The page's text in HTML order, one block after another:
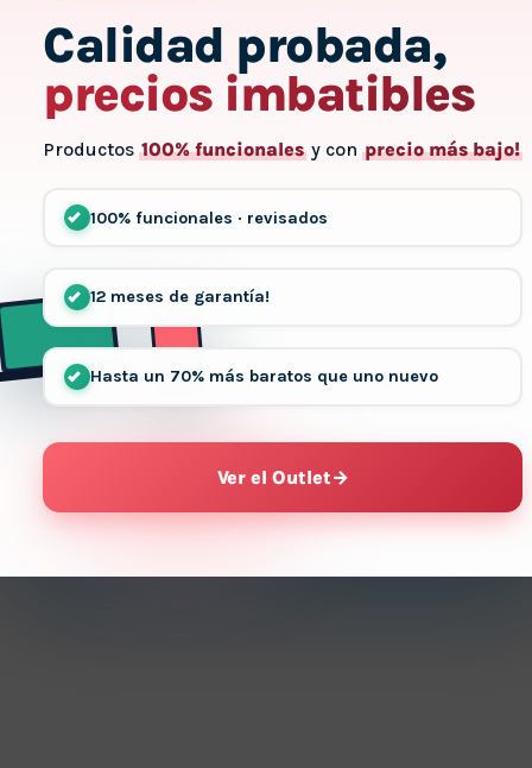
Calidad probada,
precios imbatibles
Productos 100% funcionales y con precio más bajo!
100% funcionales · revisados
12 meses de garantía!
Hasta un 70% más baratos que uno nuevo
Ver el Outlet→